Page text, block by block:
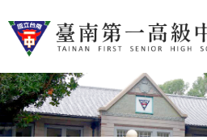
到
內
容
區
塊